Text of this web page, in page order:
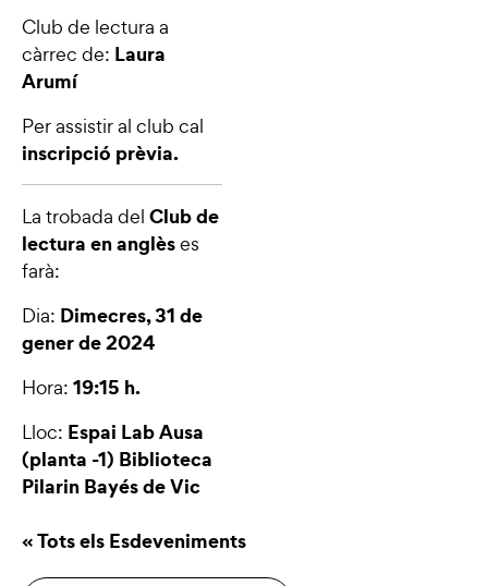
Club de lectura a
càrrec de: Laura
Arumí
Per assistir al club cal
inscripció prèvia.
La trobada del Club de
lectura en anglèses
farà:
Dia: Dimecres, 31 de
gener de 2024
Hora: 19:15 h.
Lloc: Espai Lab Ausa
(planta -1) Biblioteca
Pilarin Bayés de Vic
« Tots els Esdeveniments